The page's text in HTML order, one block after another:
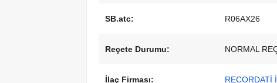
SB.atc: R06AX26
Reçete Durumu: NORMAL
İlaç Firması: RECORDATİ